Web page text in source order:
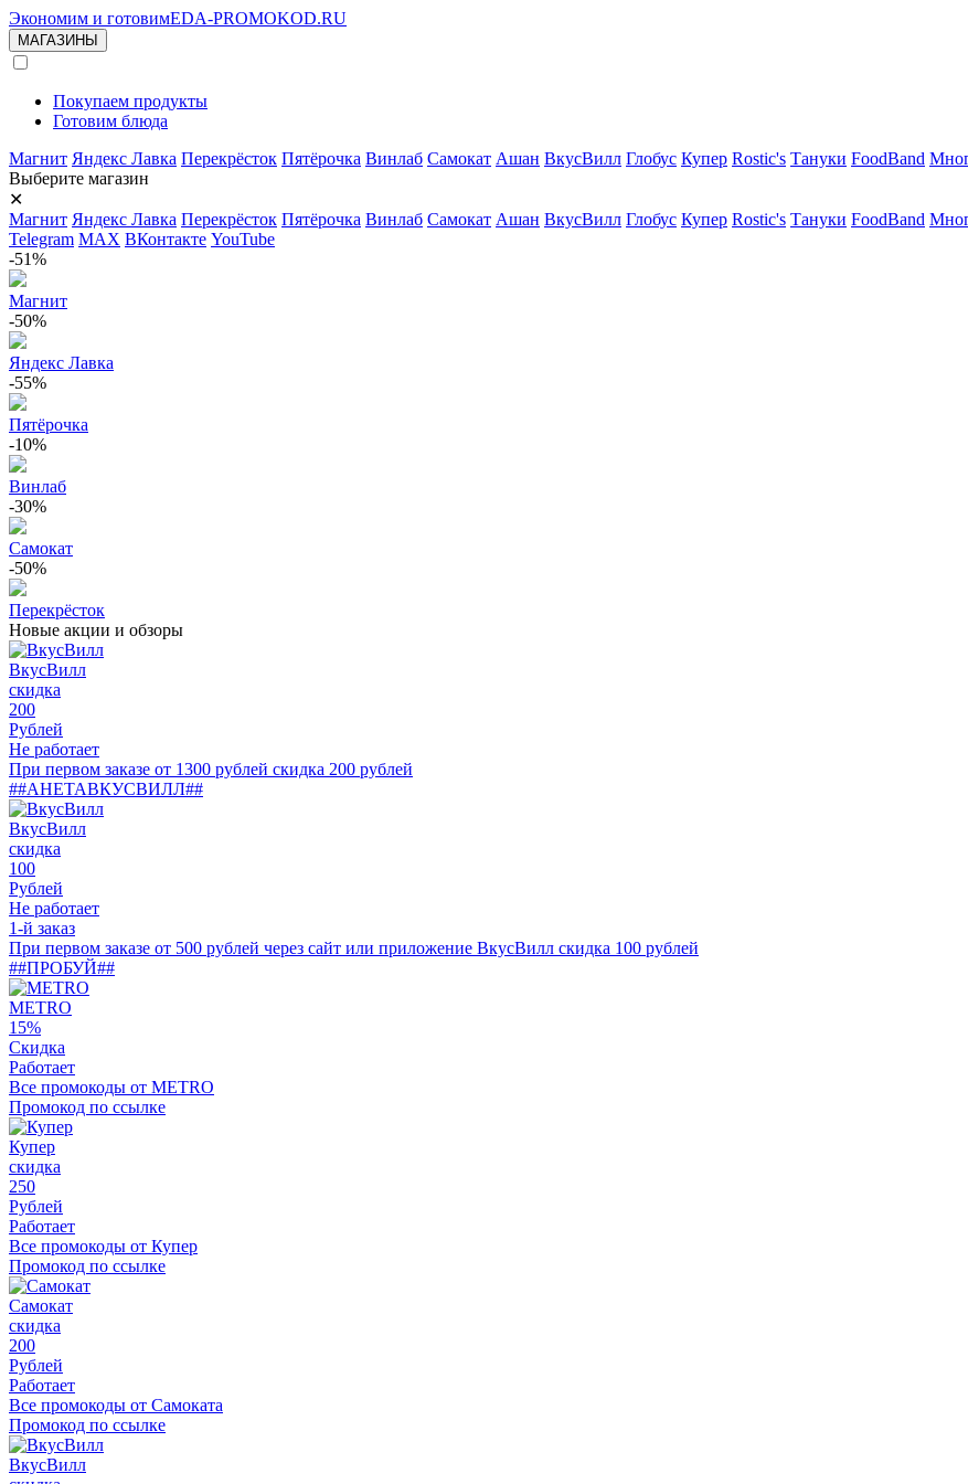
Экономим и готовимEDA-PROMOKOD.RU
МАГАЗИНЫ
Покупаем продукты
Готовим блюда
Магнит Яндекс Лавка Перекрёсток Пятёрочка Винлаб Самокат Ашан ВкусВилл Глобус Купер Rostic's Тануки FoodBand
Выберите магазин
✕
Магнит Яндекс Лавка Перекрёсток Пятёрочка Винлаб Самокат Ашан ВкусВилл Глобус Купер Rostic's Тануки FoodBand
Telegram MAX ВКонтакте YouTube
-51%
Магнит
-50%
Яндекс Лавка
-55%
Пятёрочка
-10%
Винлаб
-30%
Самокат
-50%
Перекрёсток
Новые акции и обзоры
ВкусВилл
скидка
200
Рублей
Не работает
При первом заказе от 1300 рублей скидка 200 рублей
##АНЕТАВКУСВИЛЛ##
ВкусВилл
скидка
100
Рублей
Не работает
1-й заказ
При первом заказе от 500 рублей через сайт или приложение ВкусВилл скидка 100 рублей
##ПРОБУЙ##
METRO
15%
Скидка
Работает
Все промокоды от METRO
Промокод по ссылке
Купер
скидка
250
Рублей
Работает
Все промокоды от Купер
Промокод по ссылке
Самокат
скидка
200
Рублей
Работает
Все промокоды от Самоката
Промокод по ссылке
ВкусВилл